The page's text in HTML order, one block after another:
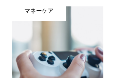
マネーケア